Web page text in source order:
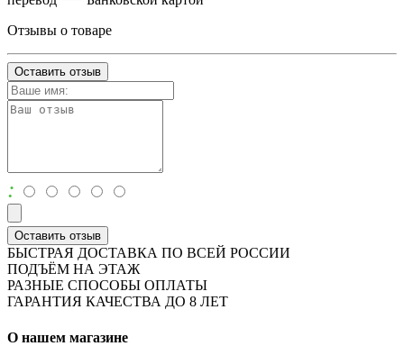
Отзывы о товаре
Оставить отзыв
:
Оставить отзыв
БЫСТРАЯ ДОСТАВКА ПО ВСЕЙ РОССИИ
ПОДЪЁМ НА ЭТАЖ
РАЗНЫЕ СПОСОБЫ ОПЛАТЫ
ГАРАНТИЯ КАЧЕСТВА ДО 8 ЛЕТ
О нашем магазине